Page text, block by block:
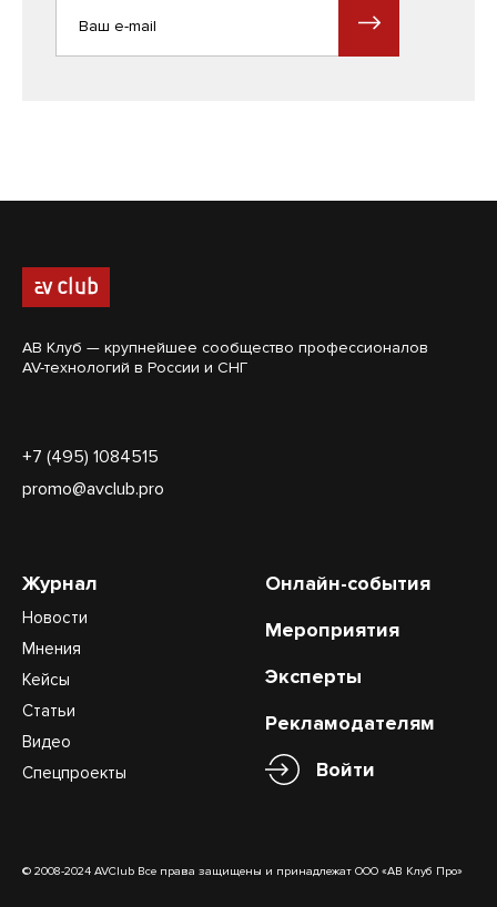
АВ Клуб — крупнейшее сообщество профессионалов
AV-технологий в России и СНГ
+7 (495) 1084515
promo@avclub.pro
Журнал
Новости
Мнения
Кейсы
Статьи
Видео
Спецпроекты
Онлайн-события
Мероприятия
Эксперты
Рекламодателям
Войти
© 2008-2024 AVClub Все права защищены и принадлежат ООО «АВ Клуб Про»